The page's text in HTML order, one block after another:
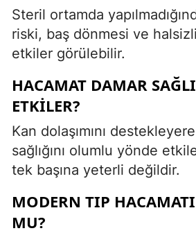
Steril ortamda
riski, baş dönmesi ve
etkiler görülebilir.
HACAMAT DAMAR
ETKILER?
Kan dolaşımını
sağlığını olumlu yönde
tek başına yeterli değildir.
MODERN TIP
MU?